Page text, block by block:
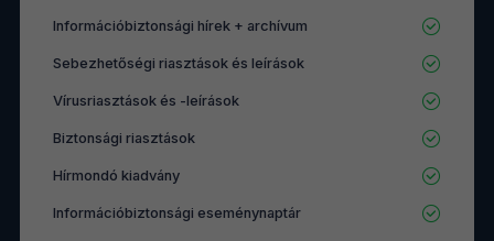
Információbiztonsági hírek + archívum
Sebezhetőségi riasztások és leírások
Vírusriasztások és -leírások
Biztonsági riasztások
Hírmondó kiadvány
Információbiztonsági eseménynaptár